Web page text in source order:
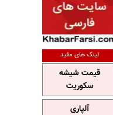
لینک های مفید
قیمت شیشه
سکوریت
آلپاری